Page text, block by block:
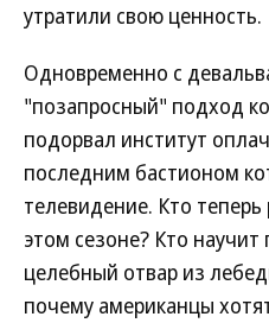
утратили свою ценность.
Одновременно с
"позапросный" подход
подорвал институт
последним бастионом
телевидение. Кто теперь
этом сезоне? Кто
целебный отвар из
почему американцы